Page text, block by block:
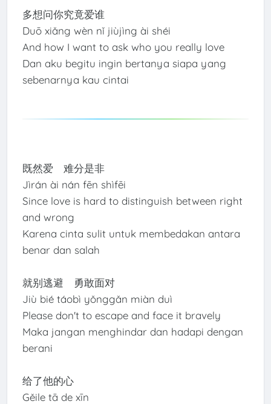
多想问你究竟爱谁
Duō xiǎng wèn nǐ jiùjìng ài shéi
And how I want to ask who you really love
Dan aku begitu ingin bertanya siapa yang
sebenarnya kau cintai
既然爱 难分是非
Jìrán ài nán fēn shìfēi
Since love is hard to distinguish between right
and wrong
Karena cinta sulit untuk membedakan antara
benar dan salah
就别逃避 勇敢面对
Jiù bié táobì yǒnggǎn miàn duì
Please don't to escape and face it bravely
Maka jangan menghindar dan hadapi dengan
berani
给了他的心
Gěile tā de xīn